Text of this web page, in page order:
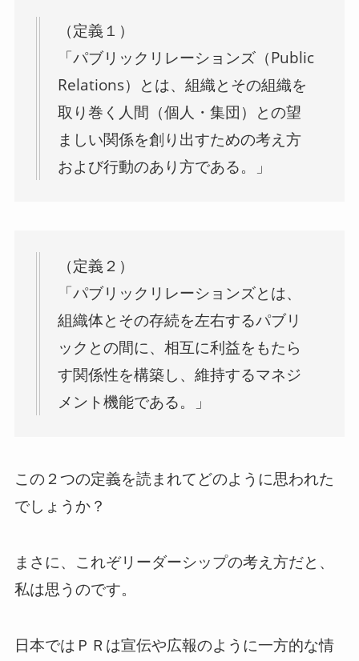
（定義１）
「パブリックリレーションズ（Public
Relations）とは、組織とその組織を
取り巻く人間（個人・集団）との望
ましい関係を創り出すための考え方
および行動のあり方である。」
（定義２）
「パブリックリレーションズとは、
組織体とその存続を左右するパブリ
ックとの間に、相互に利益をもたら
す関係性を構築し、維持するマネジ
メント機能である。」
この２つの定義を読まれてどのように思われた
でしょうか？
まさに、これぞリーダーシップの考え方だと、
私は思うのです。
日本ではＰＲは宣伝や広報のように一方的な情